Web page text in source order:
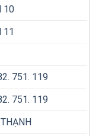
10
11
751. 119
751. 119